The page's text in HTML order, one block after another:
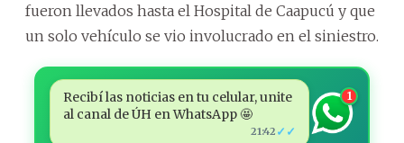
fueron llevados hasta el Hospital de Caapucú y que
un solo vehículo se vio involucrado en el siniestro.
Recibí las noticias en tu celular, unite
al canal de ÚH en WhatsApp 🤩
21:42 ✓✓
1